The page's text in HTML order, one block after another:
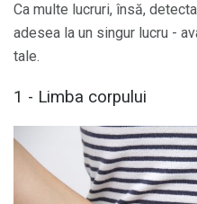
Ca multe lucruri, însă,
adesea la un singur lucru -
tale.
1 - Limba corpului